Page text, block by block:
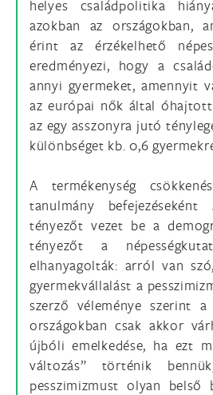
helyes családpolitika
azokban az országokban,
érint az érzékelhető
eredményezi, hogy a
annyi gyermeket, amennyit
az európai nők által óhajtott
az egy asszonyra jutó
különbséget kb. 0,6
A termékenység
tanulmány
tényezőt vezet be a
tényezőt a
elhanyagolták: arról van
gyermekvállalást a
szerző véleménye szerint a
országokban csak akkor
újbóli emelkedése, ha ezt
változás” történik
pesszimizmust olyan